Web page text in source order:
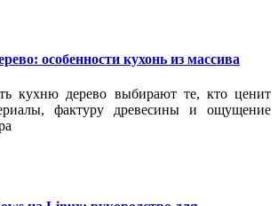
особенности кухонь из массива
кухню дерево выбирают те, кто ценит
фактуру древесины и ощущение